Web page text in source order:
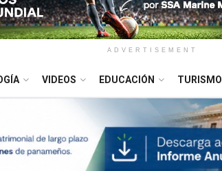
ADVERTISEMENT
VIDEOS EDUCACIÓN TURISMO